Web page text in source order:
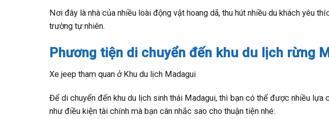
Nơi đây là nhà của nhiều loài động vật hoang dã, thu hút nhiều du khách yêu
trường tự nhiên.
Phương tiện di chuyển đến khu du lịch rừng
Xe jeep tham quan ở Khu du lịch Madagui
Để di chuyển đến khu du lịch sinh thái Madagui, thì bạn có thể được nhiều lựa
như điều kiện tài chính mà bạn cân nhắc sao cho thuận tiện nhé: